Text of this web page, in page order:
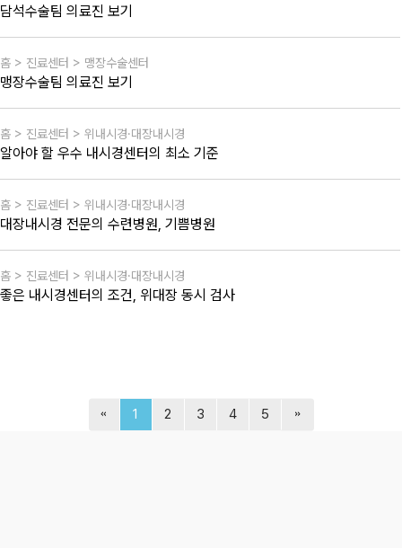
담석수술팀 의료진 보기
홈 > 진료센터 > 맹장수술센터
맹장수술팀 의료진 보기
홈 > 진료센터 > 위내시경·대장내시경
알아야 할 우수 내시경센터의 최소 기준
홈 > 진료센터 > 위내시경·대장내시경
대장내시경 전문의 수련병원, 기쁨병원
홈 > 진료센터 > 위내시경·대장내시경
좋은 내시경센터의 조건, 위대장 동시 검사
1 2 3 4 5